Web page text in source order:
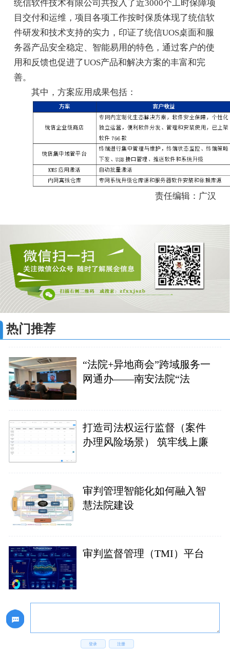
统信软件技术有限公司共投入了近3000个工时保障项
目交付和运维，项目各项工作按时保质体现了统信软
件研发和技术支持的实力，印证了统信UOS桌面和服
务器产品安全稳定、智能易用的特色，通过客户的使
用和反馈也促进了UOS产品和解决方案的丰富和完
善。
其中，方案应用成果包括：
责任编辑：广汉
热门推荐
“法院+异地商会”跨域服务一
网通办——南安法院“法
打造司法权运行监督（案件
办理风险场景） 筑牢线上廉
审判管理智能化如何融入智
慧法院建设
审判监督管理（TMI）平台
登录 注册